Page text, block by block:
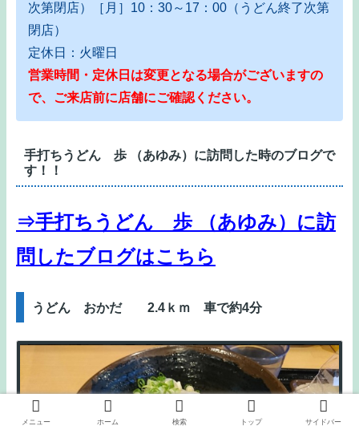
次第閉店）［月］10：30～17：00（うどん終了次第
閉店）
定休日：火曜日
営業時間・定休日は変更となる場合がございますの
で、ご来店前に店舗にご確認ください。
手打ちうどん 歩 （あゆみ）に訪問した時のブログで
す！！
⇒手打ちうどん 歩 （あゆみ）に訪
問したブログはこちら
うどん おかだ 2.4ｋｍ 車で約4分
メニュー ホーム 検索 トップ サイドバー